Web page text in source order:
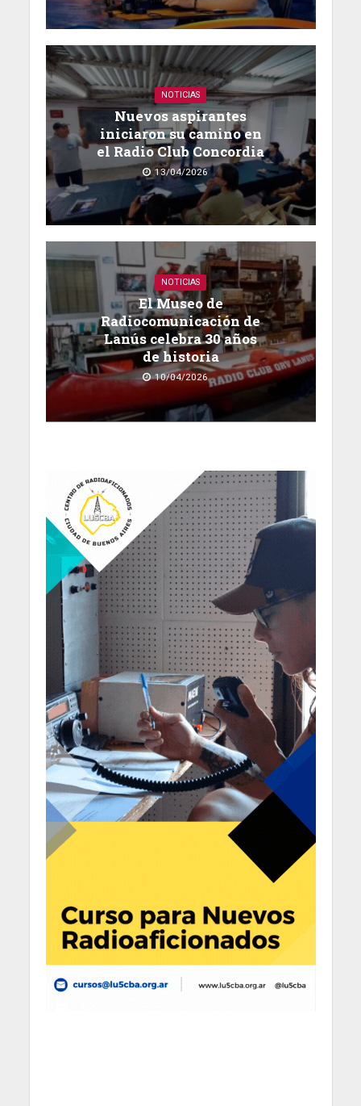
NOTICIAS
Nuevos aspirantes
iniciaron su camino en
el Radio Club Concordia
13/04/2026
NOTICIAS
El Museo de
Radiocomunicación de
Lanús celebra 30 años
de historia
10/04/2026